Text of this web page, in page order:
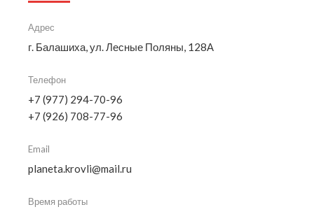
Адрес
г. Балашиха, ул. Лесные Поляны, 128А
Телефон
+7 (977) 294-70-96
+7 (926) 708-77-96
Email
planeta.krovli@mail.ru
Время работы